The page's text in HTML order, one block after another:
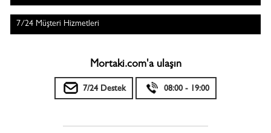
7/24 Müşteri Hizmetleri
Mortaki.com'a ulaşın
7/24 Destek 08:00 - 19:00